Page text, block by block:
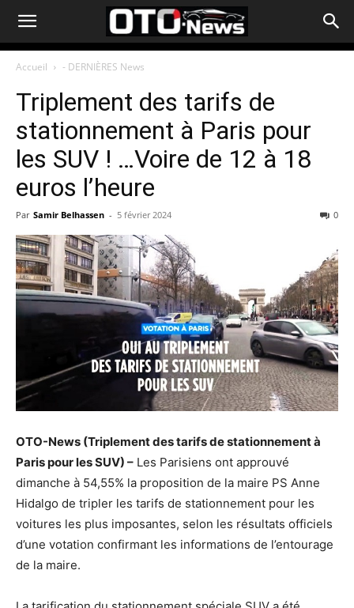
Accueil - DERNIÈRES News
Triplement des tarifs de
stationnement à Paris pour
les SUV ! …Voire de 12 à 18
euros l’heure
Par Samir Belhassen - 5 février 2024 0
OTO-News (Triplement des tarifs de stationnement à
Paris pour les SUV) – Les Parisiens ont approuvé
dimanche à 54,55% la proposition de la maire PS Anne
Hidalgo de tripler les tarifs de stationnement pour les
voitures les plus imposantes, selon les résultats officiels
d’une votation confirmant les informations de l’entourage
de la maire.